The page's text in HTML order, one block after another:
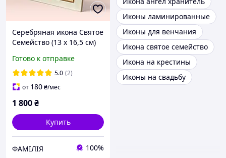
Серебряная икона Святое
Семейство (13 x 16,5 см)
Готово к отправке
5.0 (2)
от 180₴/мес
1 800₴
Купить
ФАМІЛІЯ 100%
Иконы ламинированные
Иконы для венчания
Икона святое семейство
Икона на крестины
Иконы на свадьбу